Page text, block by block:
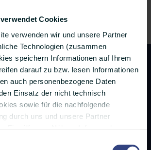
Cookies
verwenden wir und unsere Partner
Technologien (zusammen
speichern Informationen auf Ihrem
darauf zu bzw. lesen Informationen
auch personenbezogene Daten
Einsatz der nicht technisch
sowie für die nachfolgende
durch uns und unsere Partner